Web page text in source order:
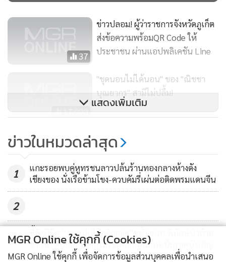
37
ข่าวปลอม! ผู้ว่าราชการจังหวัดภูเก็ต
ส่งข้อความพร้อมQR Code ให้
ประชาชน ผ่านแอปพลิเคชัน Line
17,990
"ชุดนอนไม่ได้นอน" ของ "ณิชชา
บุณยากร" สามีไม่ปลื้ม!
1,319
ใหญ่พะเยาขณะรอซื้อหม่าล่าจน
เลือดสาด
แสดงเพิ่มเติม
ข่าวในหมวดล่าสุด
1
แกะรอยพบคู่หูทรชนลาวปล้นร้านทองกลางห้างดัง
เชียงของ นั่งเรือข้ามโขง-ควบคัมรี่เผ่นต่อติดพรมแดนจีน
2
3
ชี้ชัดฝีมือ “ลูกแม่เสืออภิญญา”ขย้ำ จนท.พิทักษ์ป่าห้วย
ขาแข้ง ดับสยอง เชื่อไม่ใช่เสือกินคนแต่เป็นเหตุบังเอิญ
MGR Online ใช้คุกกี้ (Cookies)
MGR Online ใช้คุกกี้ เพื่อจัดการข้อมูลส่วนบุคคลเพื่อนำเสนอ